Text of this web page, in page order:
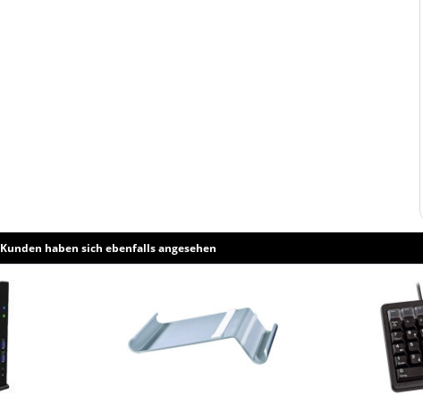
Kunden haben sich ebenfalls angesehen